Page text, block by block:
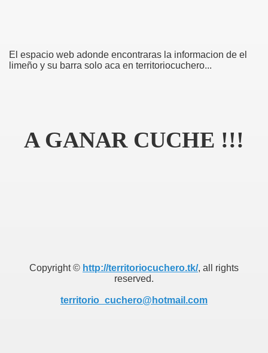
El espacio web adonde encontraras la informacion de el
limeño y su barra solo aca en territoriocuchero...
A GANAR CUCHE !!!
Copyright © http://territoriocuchero.tk/, all rights
reserved.
territorio_cuchero@hotmail.com